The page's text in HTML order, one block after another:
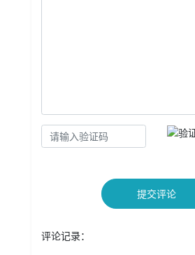
提交评论
评论记录：